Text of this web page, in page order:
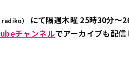
）
にて隔週木曜 25時30分～
チャンネルでアーカイブも配信